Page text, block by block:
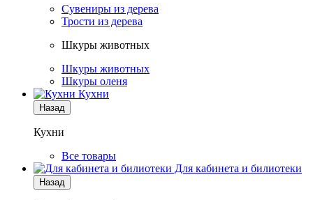
Сувениры из дерева
Трости из дерева
Шкуры животных
Шкуры животных
Шкуры оленя
Кухни
Назад
Кухни
Все товары
Для кабинета и билиотеки
Назад